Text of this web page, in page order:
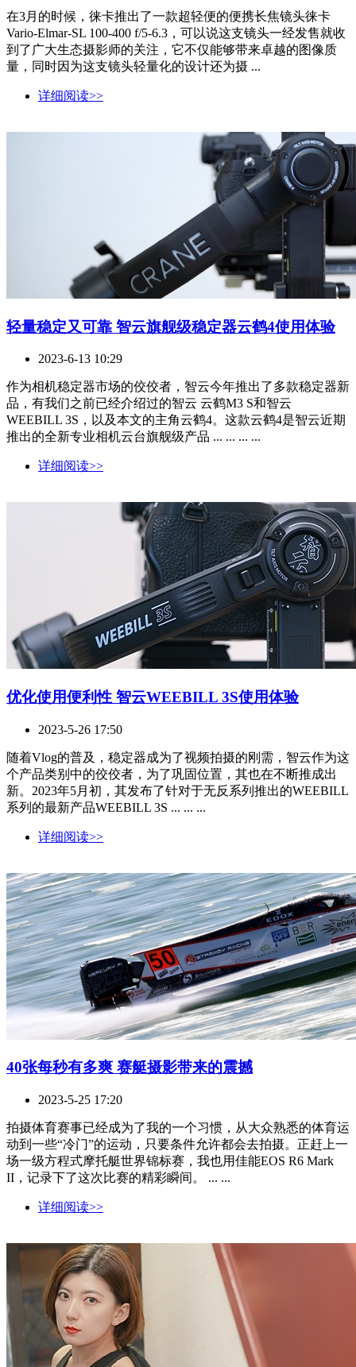
在3月的时候，徕卡推出了一款超轻便的便携长焦镜头徕卡
Vario-Elmar-SL 100-400 f/5-6.3，可以说这支镜头一经发售就收
到了广大生态摄影师的关注，它不仅能够带来卓越的图像质
量，同时因为这支镜头轻量化的设计还为摄 ...
详细阅读>>
轻量稳定又可靠 智云旗舰级稳定器云鹤4使用体验
2023-6-13 10:29
作为相机稳定器市场的佼佼者，智云今年推出了多款稳定器新
品，有我们之前已经介绍过的智云 云鹤M3 S和智云
WEEBILL 3S，以及本文的主角云鹤4。这款云鹤4是智云近期
推出的全新专业相机云台旗舰级产品 ... ... ... ...
详细阅读>>
优化使用便利性 智云WEEBILL 3S使用体验
2023-5-26 17:50
随着Vlog的普及，稳定器成为了视频拍摄的刚需，智云作为这
个产品类别中的佼佼者，为了巩固位置，其也在不断推成出
新。2023年5月初，其发布了针对于无反系列推出的WEEBILL
系列的最新产品WEEBILL 3S ... ... ...
详细阅读>>
40张每秒有多爽 赛艇摄影带来的震撼
2023-5-25 17:20
拍摄体育赛事已经成为了我的一个习惯，从大众熟悉的体育运
动到一些“冷门”的运动，只要条件允许都会去拍摄。正赶上一
场一级方程式摩托艇世界锦标赛，我也用佳能EOS R6 Mark
II，记录下了这次比赛的精彩瞬间。 ... ...
详细阅读>>